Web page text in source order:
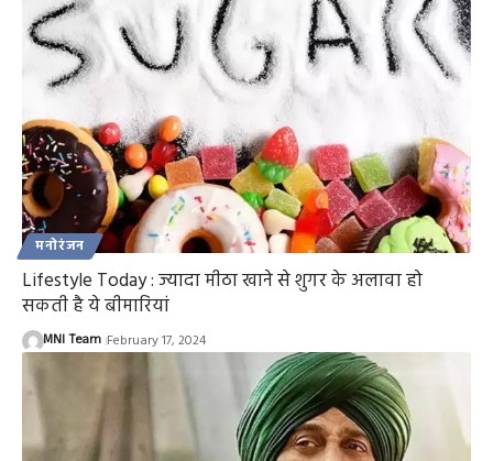
मनोरंजन
Lifestyle Today : ज्यादा मीठा खाने से शुगर के अलावा हो
सकती है ये बीमारियां
MNI Team February 17, 2024